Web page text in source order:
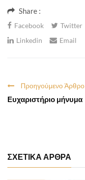
Share :
Facebook Twitter
Linkedin
Email
Προηγούμενο Άρθρο
Ευχαριστήριο μήνυμα
ΣΧΕΤΙΚΑ ΑΡΘΡΑ